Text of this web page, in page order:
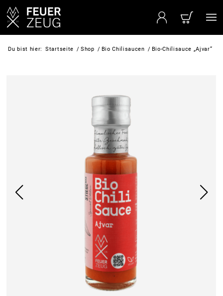
Du bist hier: Startseite / Shop / Bio Chilisaucen / Bio-Chilisauce „Ajvar“